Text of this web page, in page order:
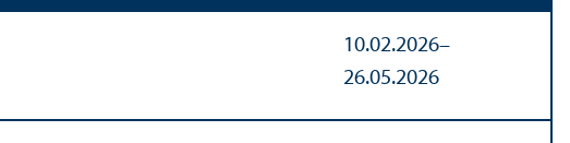
10.02.2026–
26.05.2026